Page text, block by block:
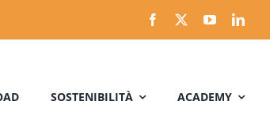
SOSTENIBILITÀ ACADEMY